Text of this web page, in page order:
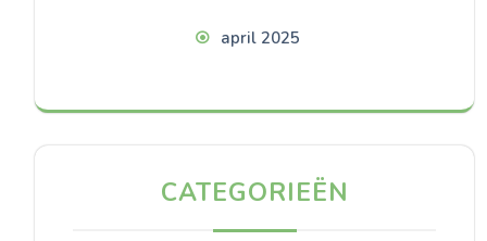
april 2025
CATEGORIEËN